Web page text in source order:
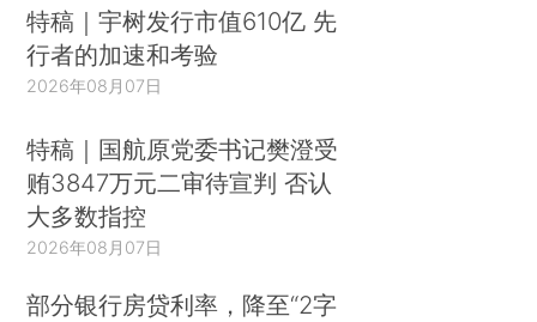
特稿｜宇树发行市值610亿 先
行者的加速和考验
2026年08月07日
特稿｜国航原党委书记樊澄受
贿3847万元二审待宣判 否认
大多数指控
2026年08月07日
部分银行房贷利率，降至“2字